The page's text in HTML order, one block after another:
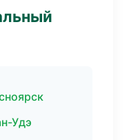
Удэ